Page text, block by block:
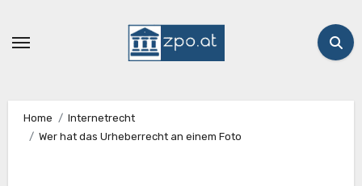
Home
Internetrecht
Wer hat das Urheberrecht an einem Foto